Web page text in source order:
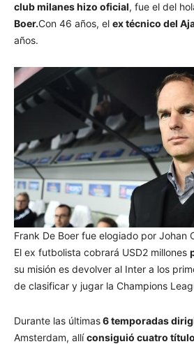
club milanes hizo oficial, fue el del
Boer.Con 46 años, el ex técnico del
años.
Frank De Boer fue elogiado por Johan
El ex futbolista cobrará USD2 millones
su misión es devolver al Inter a los
de clasificar y jugar la Champions
Durante las últimas6 temporadas
Amsterdam, allíconsiguió cuatro